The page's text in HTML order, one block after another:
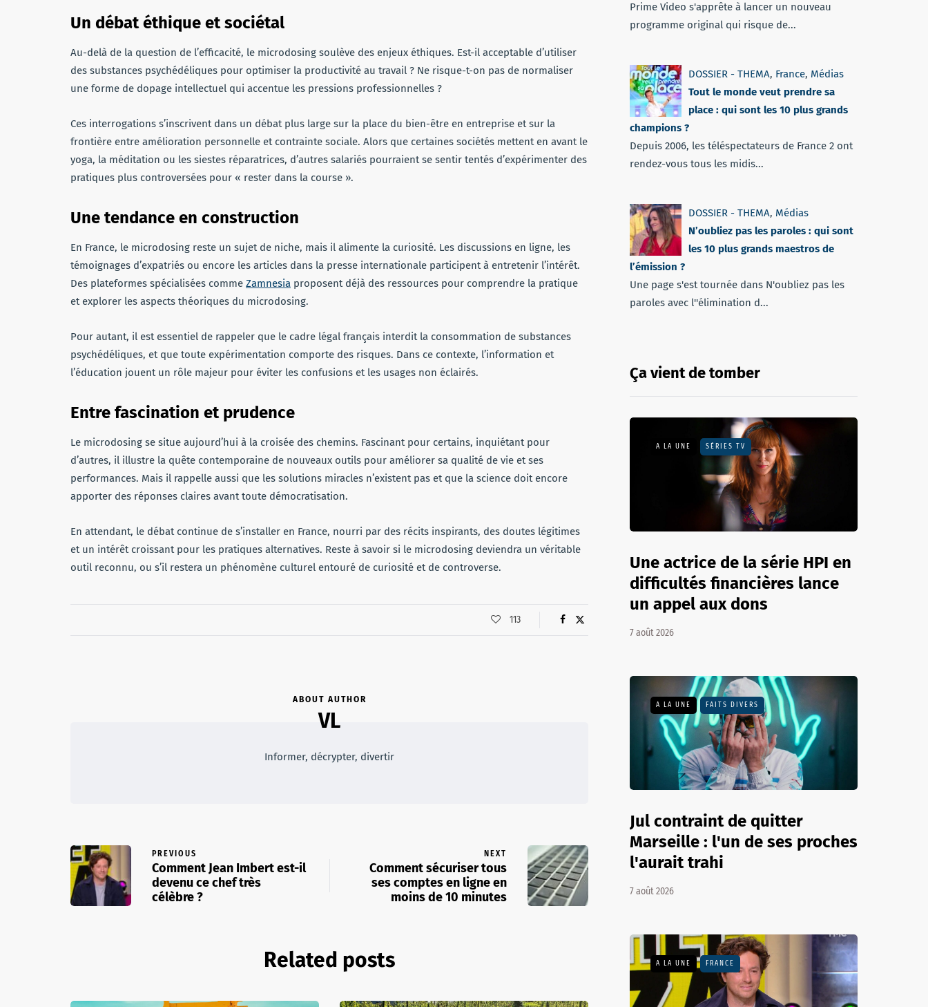
Un débat éthique et sociétal
Au-delà de la question de l’efficacité, le microdosing soulève des enjeux éthiques. Est-il acceptable d’utiliser
des substances psychédéliques pour optimiser la productivité au travail ? Ne risque-t-on pas de normaliser
une forme de dopage intellectuel qui accentue les pressions professionnelles ?
Ces interrogations s’inscrivent dans un débat plus large sur la place du bien-être en entreprise et sur la
frontière entre amélioration personnelle et contrainte sociale. Alors que certaines sociétés mettent en avant le
yoga, la méditation ou les siestes réparatrices, d’autres salariés pourraient se sentir tentés d’expérimenter des
pratiques plus controversées pour « rester dans la course ».
Une tendance en construction
En France, le microdosing reste un sujet de niche, mais il alimente la curiosité. Les discussions en ligne, les
témoignages d’expatriés ou encore les articles dans la presse internationale participent à entretenir l’intérêt.
Des plateformes spécialisées comme Zamnesia proposent déjà des ressources pour comprendre la pratique
et explorer les aspects théoriques du microdosing.
Pour autant, il est essentiel de rappeler que le cadre légal français interdit la consommation de substances
psychédéliques, et que toute expérimentation comporte des risques. Dans ce contexte, l’information et
l’éducation jouent un rôle majeur pour éviter les confusions et les usages non éclairés.
Entre fascination et prudence
Le microdosing se situe aujourd’hui à la croisée des chemins. Fascinant pour certains, inquiétant pour
d’autres, il illustre la quête contemporaine de nouveaux outils pour améliorer sa qualité de vie et ses
performances. Mais il rappelle aussi que les solutions miracles n’existent pas et que la science doit encore
apporter des réponses claires avant toute démocratisation.
En attendant, le débat continue de s’installer en France, nourri par des récits inspirants, des doutes légitimes
et un intérêt croissant pour les pratiques alternatives. Reste à savoir si le microdosing deviendra un véritable
outil reconnu, ou s’il restera un phénomène culturel entouré de curiosité et de controverse.
113
ABOUT AUTHOR
VL
Informer, décrypter, divertir
PREVIOUS
Comment Jean Imbert est-il
devenu ce chef très
célèbre ?
NEXT
Comment sécuriser tous
ses comptes en ligne en
moins de 10 minutes
Related posts
Prime Video s'apprête à lancer un nouveau
programme original qui risque de...
DOSSIER - THEMA, France, Médias
Tout le monde veut prendre sa
place : qui sont les 10 plus grands
champions ?
Depuis 2006, les téléspectateurs de France 2 ont
rendez-vous tous les midis...
DOSSIER - THEMA, Médias
N’oubliez pas les paroles : qui sont
les 10 plus grands maestros de
l’émission ?
Une page s'est tournée dans N'oubliez pas les
paroles avec l''élimination d...
Ça vient de tomber
A LA UNE SÉRIES TV
Une actrice de la série HPI en
difficultés financières lance
un appel aux dons
7 août 2026
A LA UNE FAITS DIVERS
Jul contraint de quitter
Marseille : l'un de ses proches
l'aurait trahi
7 août 2026
A LA UNE FRANCE